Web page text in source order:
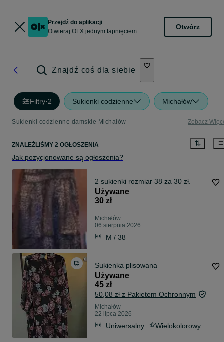
Przejdź do aplikacji
Otwieraj OLX jednym tapnięciem
Otwórz
Znajdź coś dla siebie
Filtry·2 Sukienki codzienne Michałów
Sukienki codzienne damskie Michałów Zobacz
ZNALEŹLIŚMY 2 OGŁOSZENIA
Jak pozycjonowane są ogłoszenia?
2 sukienki rozmiar 38 za 30 zł.
Używane
30 zł
Michałów
06 sierpnia 2026
M / 38
Sukienka plisowana
Używane
45 zł
50,08 zł z Pakietem Ochronnym
Michałów
22 lipca 2026
Uniwersalny Wielokolorowy